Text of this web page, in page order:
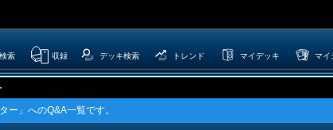
索 収録 デッキ検索 トレンド マイデッキ マイ
ー」へのQ&A一覧です。